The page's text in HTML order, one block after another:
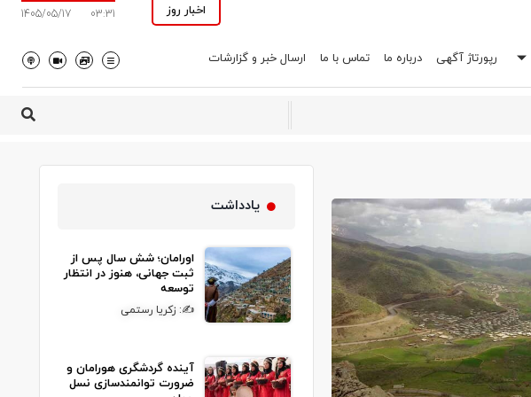
اخبار روز 03:31
1405/05/17
رپورتاژ آگهی درباره ما تماس با ما ارسال خبر و گزارشات
یادداشت
اورامان؛ شش سال پس از
ثبت جهانی، هنوز در انتظار
توسعه
✍: زکریا رستمی
آینده گردشگری هورامان و
ضرورت توانمندسازی نسل